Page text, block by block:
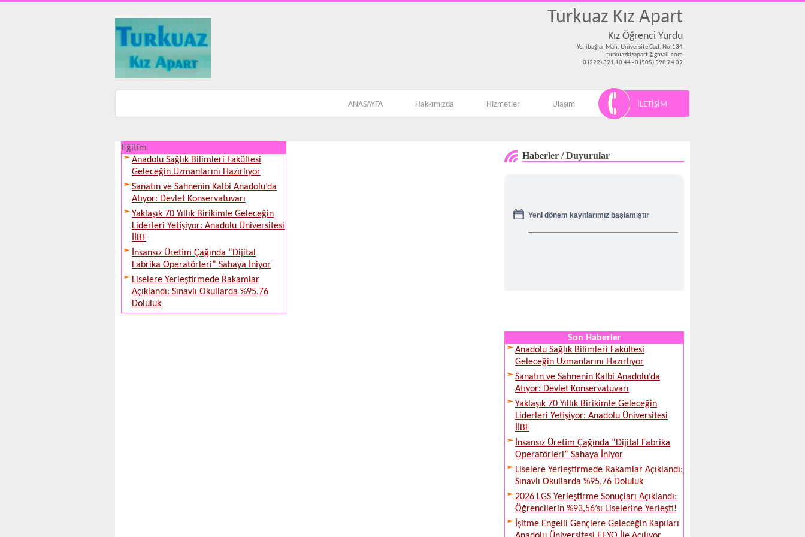
Turkuaz Kız Apart
Kız Öğrenci Yurdu
Yenibağlar Mah. Üniversite Cad. No:134
turkuazkizapart@gmail.com
0 (222) 321 10 44 - 0 (505) 598 74 39
ANASAYFA Hakkımızda Hizmetler Ulaşım İLETİŞİM
Eğitim
Anadolu Sağlık Bilimleri Fakültesi
Geleceğin Uzmanlarını Hazırlıyor
Sanatın ve Sahnenin Kalbi Anadolu’da
Atıyor: Devlet Konservatuvarı
Yaklaşık 70 Yıllık Birikimle Geleceğin
Liderleri Yetişiyor: Anadolu Üniversitesi
İİBF
İnsansız Üretim Çağında “Dijital
Fabrika Operatörleri” Sahaya İniyor
Liselere Yerleştirmede Rakamlar
Açıklandı: Sınavlı Okullarda %95,76
Doluluk
Haberler / Duyurular
Yeni dönem kayıtlarımız başlamıştır
Son Haberler
Anadolu Sağlık Bilimleri Fakültesi
Geleceğin Uzmanlarını Hazırlıyor
Sanatın ve Sahnenin Kalbi Anadolu’da
Atıyor: Devlet Konservatuvarı
Yaklaşık 70 Yıllık Birikimle Geleceğin
Liderleri Yetişiyor: Anadolu Üniversitesi
İİBF
İnsansız Üretim Çağında “Dijital Fabrika
Operatörleri” Sahaya İniyor
Liselere Yerleştirmede Rakamlar Açıklandı:
Sınavlı Okullarda %95,76 Doluluk
2026 LGS Yerleştirme Sonuçları Açıklandı:
Öğrencilerin %93,56’sı Liselerine Yerleşti!
İşitme Engelli Gençlere Geleceğin Kapıları